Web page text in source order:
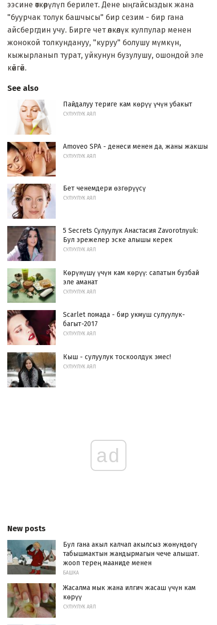
ээсине өткөрүлүп берилет. Дене ыңгайсыздык жана
"буурчак толук башчысы" бир сезим - бир гана
айсбергдин учу. Бирге чет өлкөлүк кулпулар менен
жонокой толкундануу, "куруу" болушу мүмкүн,
кыжырланып турат, уйкунун бузулушу, ошондой эле
көйгөй.
See also
Пайдалуу териге кам көрүү үчүн убакыт
СУЛУУЛУК АЯЛ
Amoveo SPA - денеси менен да, жаны жакшы
СУЛУУЛУК АЯЛ
Бет ченемдери өзгөрүүсү
СУЛУУЛУК АЯЛ
5 Secrets Сулуулук Анастасия Zavorotnyuk:
Бул эрежелер эске алышы керек
СУЛУУЛУК АЯЛ
Көрүнүшү үчүн кам көрүү: сапатын бузбай
эле аманат
СУЛУУЛУК АЯЛ
Scarlet помада - бир укмуш сулуулук-
багыт-2017
СУЛУУЛУК АЯЛ
Кыш - сулуулук тоскоолдук эмес!
СУЛУУЛУК АЯЛ
ad
New posts
Бул гана акыл калчап акылсыз жөнүндөгү
табышмактын жандырмагын чече алышат.
жооп терең мааниде менен
БАШКА
Жасалма мык жана илгич жасаш үчүн кам
көрүү
СУЛУУЛУК АЯЛ